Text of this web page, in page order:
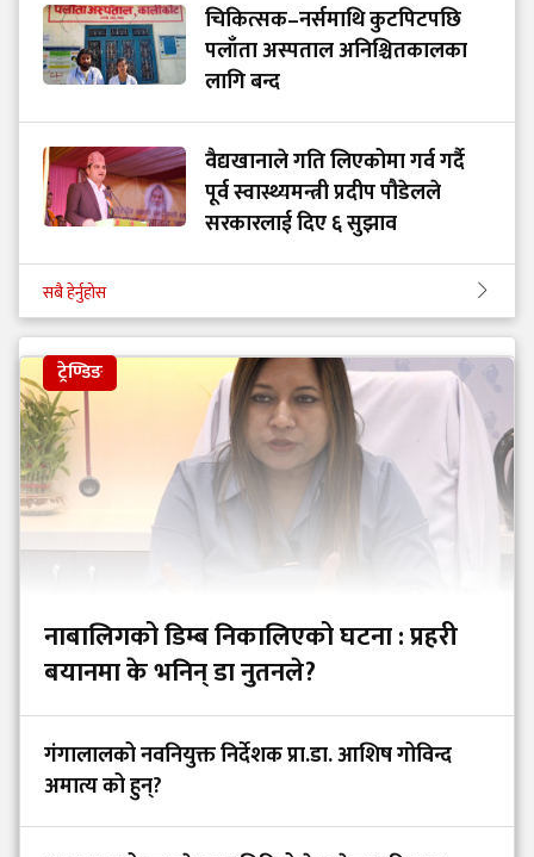
चिकित्सक–नर्समाथि कुटपिटपछि
पलाँता अस्पताल अनिश्चितकालका
लागि बन्द
वैद्यखानाले गति लिएकोमा गर्व गर्दै
पूर्व स्वास्थ्यमन्त्री प्रदीप पौडेलले
सरकारलाई दिए ६ सुझाव
सबै हेर्नुहोस
ट्रेण्डिङ
नाबालिगको डिम्ब निकालिएको घटना : प्रहरी
बयानमा के भनिन् डा नुतनले?
गंगालालको नवनियुक्त निर्देशक प्रा.डा. आशिष गोविन्द
अमात्य को हुन्?